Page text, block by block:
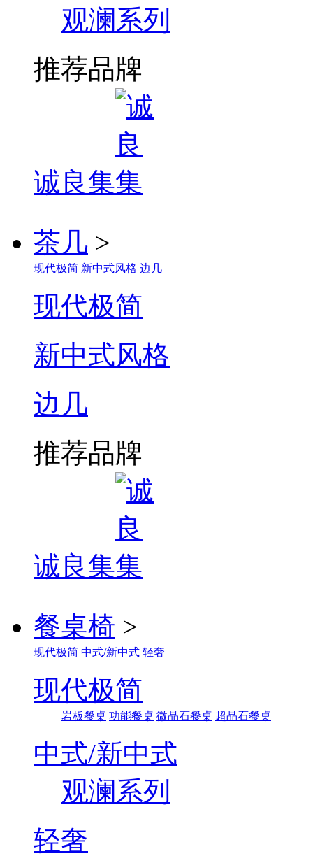
观澜系列
推荐品牌
诚良集
茶几 >
现代极简 新中式风格 边几
现代极简
新中式风格
边几
推荐品牌
诚良集
餐桌椅 >
现代极简 中式/新中式 轻奢
现代极简
岩板餐桌 功能餐桌 微晶石餐桌 超晶石餐桌
中式/新中式
观澜系列
轻奢